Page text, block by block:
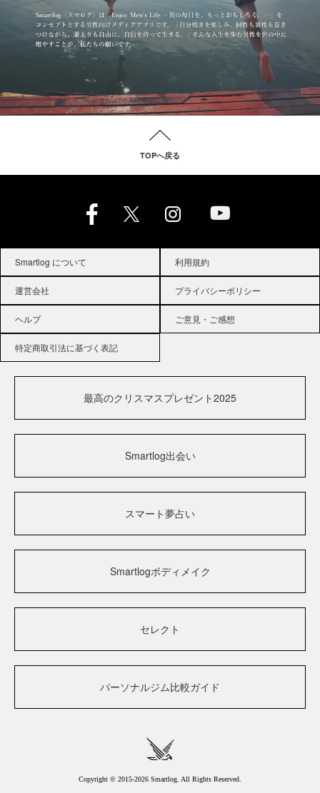
TOPへ戻る
Smartlog について 利用規約
運営会社 プライバシーポリシー
ヘルプ ご意見・ご感想
特定商取引法に基づく表記
最高のクリスマスプレゼント2025
Smartlog出会い
スマート夢占い
Smartlogボディメイク
セレクト
パーソナルジム比較ガイド
Copyright © 2015-2026 Smartlog. All Rights Reserved.